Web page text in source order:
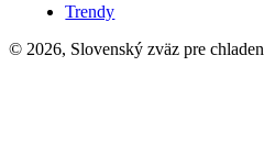
Trendy
© 2026, Slovenský zväz pre